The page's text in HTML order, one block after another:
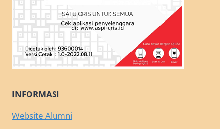
INFORMASI
Website Alumni